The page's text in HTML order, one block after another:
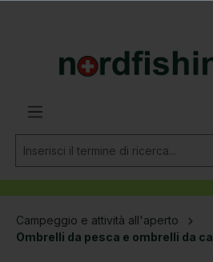
Campeggio e attività all'aperto
Ombrelli da pesca e ombrelli da